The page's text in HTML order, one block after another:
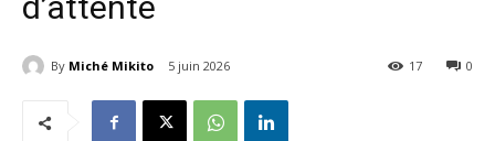
By Miché Mikito 5 juin 2026 0
17